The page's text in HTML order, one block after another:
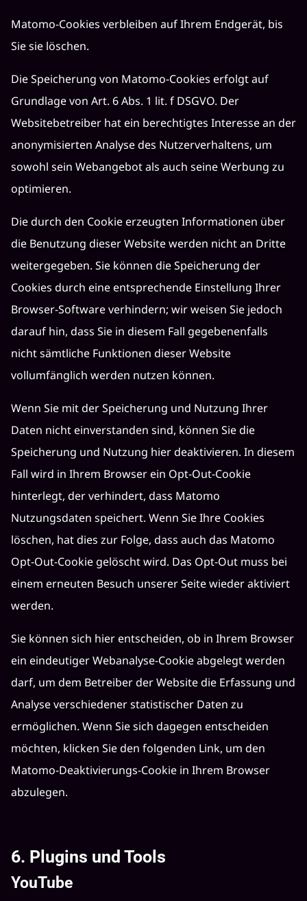
Matomo-Cookies verbleiben auf Ihrem Endgerät, bis
Sie sie löschen.
Die Speicherung von Matomo-Cookies erfolgt auf
Grundlage von Art. 6 Abs. 1 lit. f DSGVO. Der
Websitebetreiber hat ein berechtigtes Interesse an der
anonymisierten Analyse des Nutzerverhaltens, um
sowohl sein Webangebot als auch seine Werbung zu
optimieren.
Die durch den Cookie erzeugten Informationen über
die Benutzung dieser Website werden nicht an Dritte
weitergegeben. Sie können die Speicherung der
Cookies durch eine entsprechende Einstellung Ihrer
Browser-Software verhindern; wir weisen Sie jedoch
darauf hin, dass Sie in diesem Fall gegebenenfalls
nicht sämtliche Funktionen dieser Website
vollumfänglich werden nutzen können.
Wenn Sie mit der Speicherung und Nutzung Ihrer
Daten nicht einverstanden sind, können Sie die
Speicherung und Nutzung hier deaktivieren. In diesem
Fall wird in Ihrem Browser ein Opt-Out-Cookie
hinterlegt, der verhindert, dass Matomo
Nutzungsdaten speichert. Wenn Sie Ihre Cookies
löschen, hat dies zur Folge, dass auch das Matomo
Opt-Out-Cookie gelöscht wird. Das Opt-Out muss bei
einem erneuten Besuch unserer Seite wieder aktiviert
werden.
Sie können sich hier entscheiden, ob in Ihrem Browser
ein eindeutiger Webanalyse-Cookie abgelegt werden
darf, um dem Betreiber der Website die Erfassung und
Analyse verschiedener statistischer Daten zu
ermöglichen. Wenn Sie sich dagegen entscheiden
möchten, klicken Sie den folgenden Link, um den
Matomo-Deaktivierungs-Cookie in Ihrem Browser
abzulegen.
6. Plugins und Tools
YouTube